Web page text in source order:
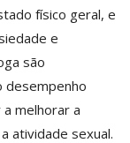
físico geral, e
e
são
desempenho
melhorar a
atividade sexual.